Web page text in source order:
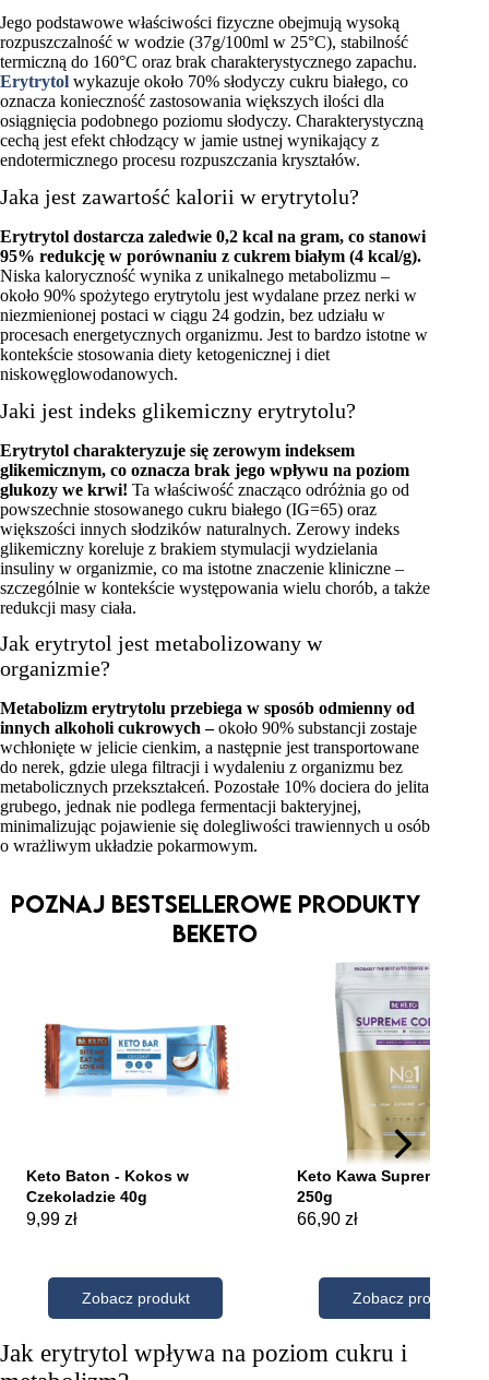
Jego podstawowe właściwości fizyczne obejmują wysoką
rozpuszczalność w wodzie (37g/100ml w 25°C), stabilność
termiczną do 160°C oraz brak charakterystycznego zapachu.
Erytrytol wykazuje około 70% słodyczy cukru białego, co
oznacza konieczność zastosowania większych ilości dla
osiągnięcia podobnego poziomu słodyczy. Charakterystyczną
cechą jest efekt chłodzący w jamie ustnej wynikający z
endotermicznego procesu rozpuszczania kryształów.
Jaka jest zawartość kalorii w erytrytolu?
Erytrytol dostarcza zaledwie 0,2 kcal na gram, co stanowi
95% redukcję w porównaniu z cukrem białym (4 kcal/g).
Niska kaloryczność wynika z unikalnego metabolizmu –
około 90% spożytego erytrytolu jest wydalane przez nerki w
niezmienionej postaci w ciągu 24 godzin, bez udziału w
procesach energetycznych organizmu. Jest to bardzo istotne w
kontekście stosowania diety ketogenicznej i diet
niskowęglowodanowych.
Jaki jest indeks glikemiczny erytrytolu?
Erytrytol charakteryzuje się zerowym indeksem
glikemicznym, co oznacza brak jego wpływu na poziom
glukozy we krwi! Ta właściwość znacząco odróżnia go od
powszechnie stosowanego cukru białego (IG=65) oraz
większości innych słodzików naturalnych. Zerowy indeks
glikemiczny koreluje z brakiem stymulacji wydzielania
insuliny w organizmie, co ma istotne znaczenie kliniczne –
szczególnie w kontekście występowania wielu chorób, a także
redukcji masy ciała.
Jak erytrytol jest metabolizowany w
organizmie?
Metabolizm erytrytolu przebiega w sposób odmienny od
innych alkoholi cukrowych –około 90% substancji zostaje
wchłonięte w jelicie cienkim, a następnie jest transportowane
do nerek, gdzie ulega filtracji i wydaleniu z organizmu bez
metabolicznych przekształceń. Pozostałe 10% dociera do jelita
grubego, jednak nie podlega fermentacji bakteryjnej,
minimalizując pojawienie się dolegliwości trawiennych u osób
o wrażliwym układzie pokarmowym.
Poznaj bestsellerowe produkty
Beketo
Jak erytrytol wpływa na poziom cukru i